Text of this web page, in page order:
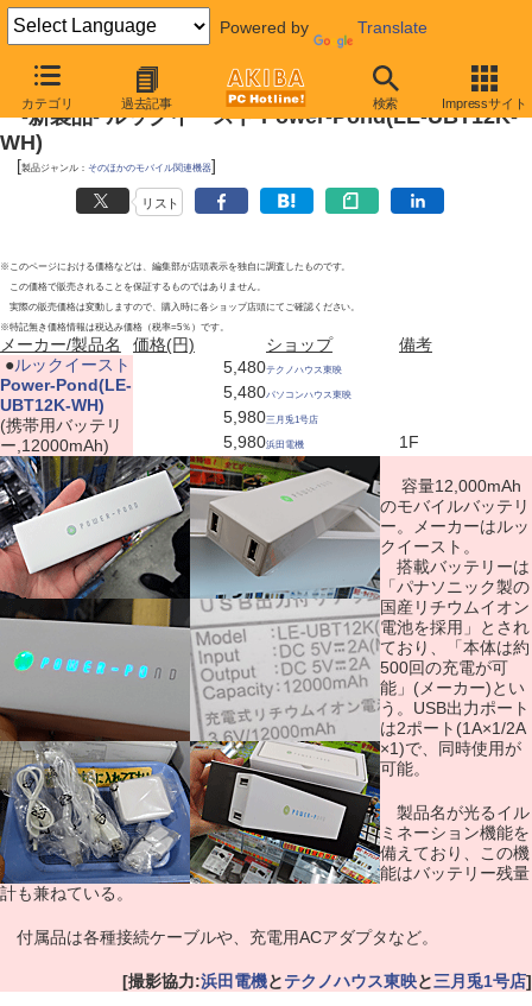
Powered by Translate
カテゴリ 過去記事 検索 Impressサイト
2012年1月28日
-新製品- ルックイースト Power-Pond(LE-UBT12K-
WH)
[製品ジャンル： そのほかのモバイル関連機器]
リスト
※このページにおける価格などは、編集部が店頭表示を独自に調査したものです。
この価格で販売されることを保証するものではありません。
実際の販売価格は変動しますので、購入時に各ショップ店頭にてご確認ください。
※特記無き価格情報は税込み価格（税率=5％）です。
メーカー/製品名 価格(円) ショップ
備考
●ルックイースト
Power-Pond(LE-
UBT12K-WH)
(携帯用バッテリ
ー,12000mAh)
5,480テクノハウス東映
5,480パソコンハウス東映
5,980三月兎1号店
5,980浜田電機 1F
容量12,000mAh
のモバイルバッテリ
ー。メーカーはルッ
クイースト。
搭載バッテリーは
「パナソニック製の
国産リチウムイオン
電池を採用」とされ
ており、「本体は約
500回の充電が可
能」(メーカー)とい
う。USB出力ポート
は2ポート(1A×1/2A
×1)で、同時使用が
可能。
製品名が光るイル
ミネーション機能を
備えており、この機
能はバッテリー残量
計も兼ねている。
付属品は各種接続ケーブルや、充電用ACアダプタなど。
[撮影協力:浜田電機とテクノハウス東映と三月兎1号店]